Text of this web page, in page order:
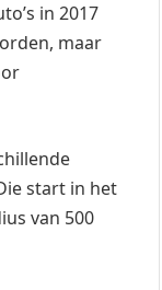
in 2017
maar
start in het
van 500